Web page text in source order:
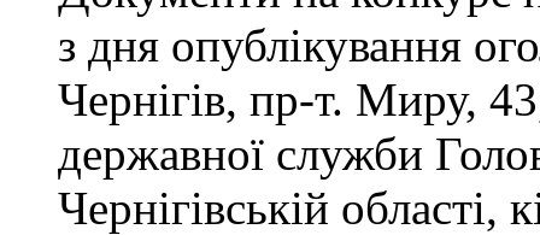
з дня опублікування
Чернігів, пр-т. Миру,
державної служби
Чернігівській